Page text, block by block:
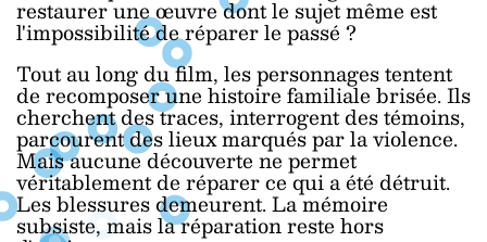
restaurer une œuvre dont le sujet même est
l'impossibilité de réparer le passé ?
Tout au long du film, les personnages tentent
de recomposer une histoire familiale brisée. Ils
cherchent des traces, interrogent des témoins,
parcourent des lieux marqués par la violence.
Mais aucune découverte ne permet
véritablement de réparer ce qui a été détruit.
Les blessures demeurent. La mémoire
subsiste, mais la réparation reste hors